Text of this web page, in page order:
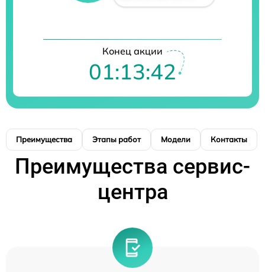
Конец акции
01:13:42
Преимущества Этапы работ Модели Контакты
Преимущества сервис-
центра